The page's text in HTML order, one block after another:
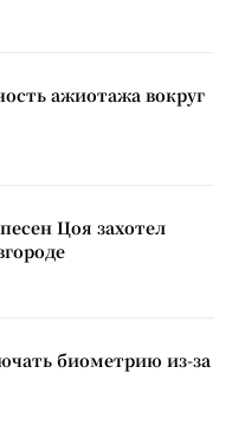
ажиотажа вокруг
Цоя захотел
биометрию из-за